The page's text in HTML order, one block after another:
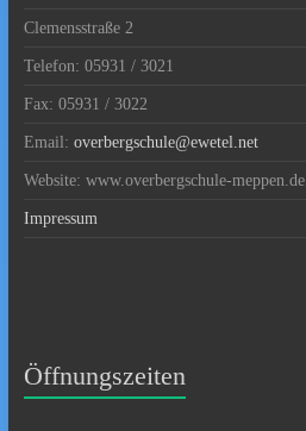
Clemensstraße 2
Telefon: 05931 / 3021
Fax: 05931 / 3022
Email: overbergschule@ewetel.net
Website: www.overbergschule-meppen.de
Impressum
Öffnungszeiten